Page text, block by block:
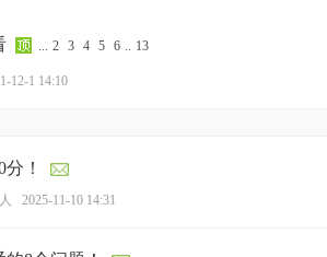
... 2 3 4 5 6 .. 13
12-1 14:10
！
2025-11-10 14:31